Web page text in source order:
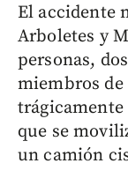
El accidente
Arboletes y
personas,
miembros
que se
un camión